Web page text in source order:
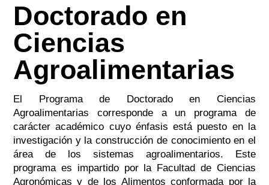
Doctorado en
Ciencias
Agroalimentarias
El Programa de Doctorado en Ciencias
Agroalimentarias corresponde a un programa de
carácter académico cuyo énfasis está puesto en la
investigación y la construcción de conocimiento en el
área de los sistemas agroalimentarios. Este
programa es impartido por la Facultad de Ciencias
Agronómicas y de los Alimentos conformada por la